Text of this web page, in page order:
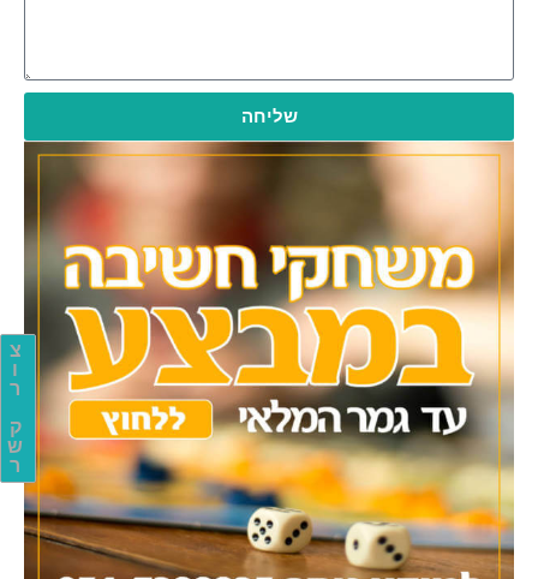
צ
ו
ר
ק
ש
ר
שליחה